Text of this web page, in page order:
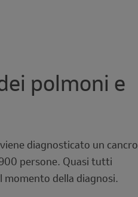
polmoni e
diagnosticato un cancro
persone. Quasi tutti
momento della diagnosi.